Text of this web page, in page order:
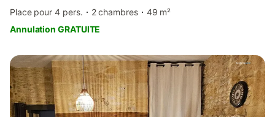
Place pour 4 pers.
2 chambres
49 m²
Annulation GRATUITE